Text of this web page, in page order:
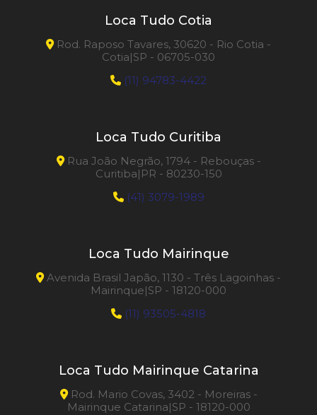
Loca Tudo Cotia
Rod. Raposo Tavares, 30620 - Rio Cotia -
Cotia|SP - 06705-030
(11) 94783-4422
Loca Tudo Curitiba
Rua João Negrão, 1794 - Rebouças -
Curitiba|PR - 80230-150
(41) 3079-1989
Loca Tudo Mairinque
Avenida Brasil Japão, 1130 - Três Lagoinhas -
Mairinque|SP - 18120-000
(11) 93505-4818
Loca Tudo Mairinque Catarina
Rod. Mario Covas, 3402 - Moreiras -
Mairinque Catarina|SP - 18120-000